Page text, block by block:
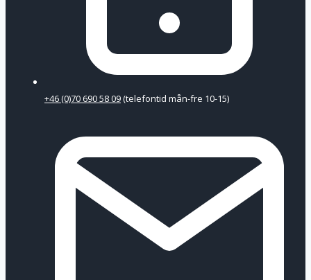
+46 (0)70 690 58 09(telefontid mån-fre 10-15)